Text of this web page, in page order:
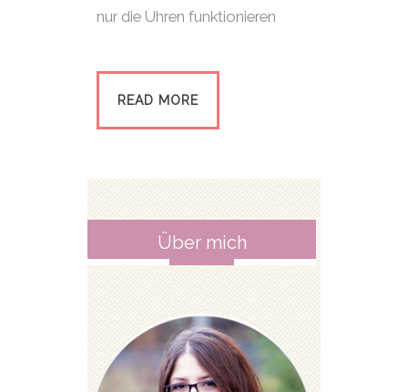
nur die Uhren funktionieren
READ MORE
Über mich